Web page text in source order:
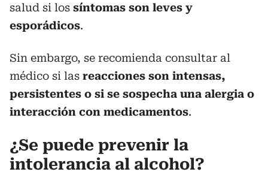
salud si los síntomas son leves y
esporádicos.
Sin embargo, se recomienda consultar al
médico si las reacciones son intensas,
persistentes o si se sospecha una alergia o
interacción con medicamentos.
¿Se puede prevenir la
intolerancia al alcohol?